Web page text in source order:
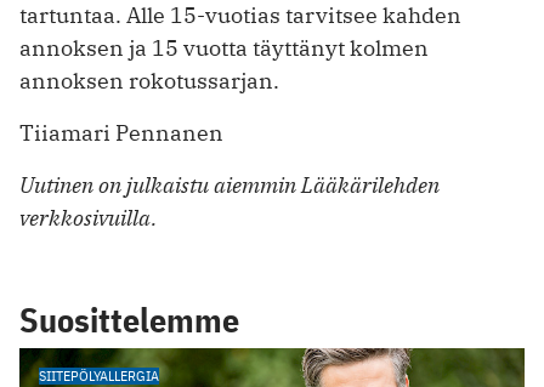
tartuntaa. Alle 15-vuotias tarvitsee kahden
annoksen ja 15 vuotta täyttänyt kolmen
annoksen rokotussarjan.
Tiiamari Pennanen
Uutinen on julkaistu aiemmin Lääkärilehden
verkkosivuilla.
Suosittelemme
SIITEPÖLYALLERGIA